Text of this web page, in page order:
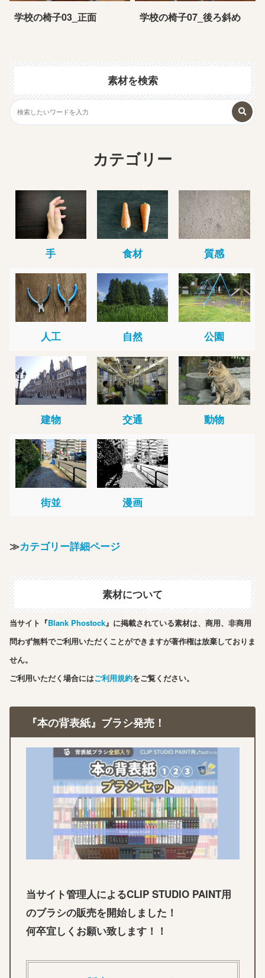
学校の椅子03_正面 学校の椅子07_後ろ斜め
素材を検索
カテゴリー
手 食材 質感
人工 自然 公園
建物 交通 動物
街並 漫画
≫カテゴリー詳細ページ
素材について
当サイト『Blank Phostock』に掲載されている素材は、商用、非商用
問わず無料でご利用いただくことができますが著作権は放棄しておりま
せん。
ご利用いただく場合にはご利用規約をご覧ください。
『本の背表紙』ブラシ発売！
当サイト管理人によるCLIP STUDIO PAINT用
のブラシの販売を開始しました！
何卒宜しくお願い致します！！